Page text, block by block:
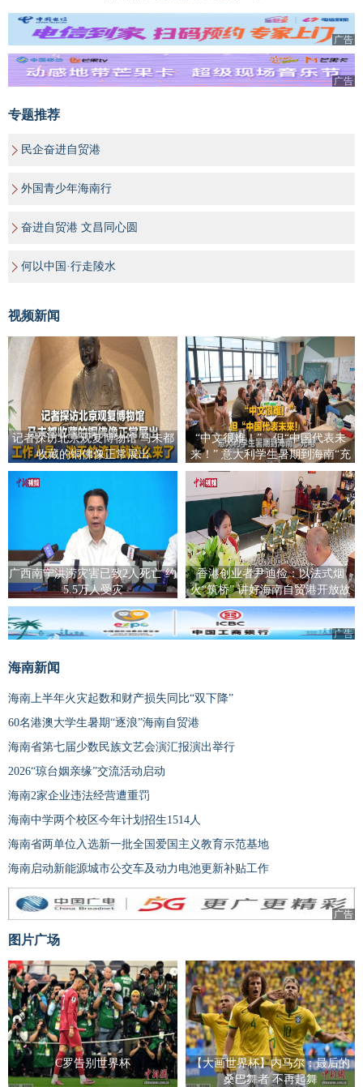
广告
广告
专题推荐
民企奋进自贸港
外国青少年海南行
奋进自贸港 文昌同心圆
何以中国·行走陵水
视频新闻
记者探访北京观复博物馆 马未都
收藏的铜佛像正常展出
“中文很难！”，但“中国代表未
来！” 意大利学生暑期到海南“充
电”
广西南宁洪涝灾害已致2人死亡 约
5.5万人受灾
香港创业者尹迪俭：以法式烟
火“筑桥” 讲好海南自贸港开放故
事
广告
海南新闻
海南上半年火灾起数和财产损失同比“双下降”
60名港澳大学生暑期“逐浪”海南自贸港
海南省第七届少数民族文艺会演汇报演出举行
2026“琼台姻亲缘”交流活动启动
海南2家企业违法经营遭重罚
海南中学两个校区今年计划招生1514人
海南省两单位入选新一批全国爱国主义教育示范基地
海南启动新能源城市公交车及动力电池更新补贴工作
广告
图片广场
C罗告别世界杯
【大画世界杯】内马尔：最后的
桑巴舞者 不再起舞